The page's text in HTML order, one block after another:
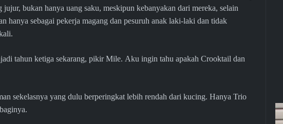
bukan hanya uang saku, meskipun kebanyakan dari mereka, selain
hanya sebagai pekerja magang dan pesuruh anak laki-laki dan tidak
tahun ketiga sekarang, pikir Mile. Aku ingin tahu apakah Crooktail dan
sekelasnya yang dulu berperingkat lebih rendah dari kucing. Hanya Trio